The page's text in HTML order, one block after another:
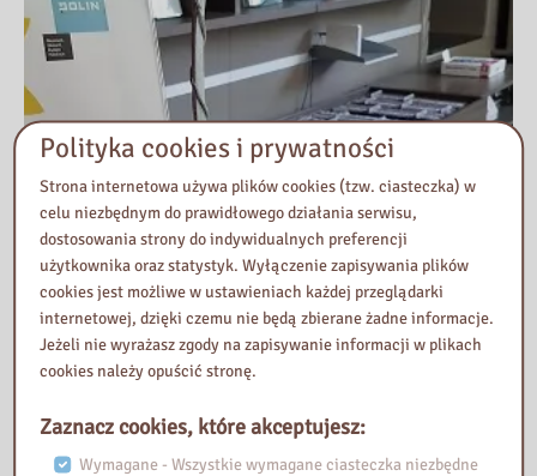
Polityka cookies i prywatności
Strona internetowa używa plików cookies (tzw. ciasteczka) w
celu niezbędnym do prawidłowego działania serwisu,
dostosowania strony do indywidualnych preferencji
użytkownika oraz statystyk. Wyłączenie zapisywania plików
cookies jest możliwe w ustawieniach każdej przeglądarki
internetowej, dzięki czemu nie będą zbierane żadne informacje.
Jeżeli nie wyrażasz zgody na zapisywanie informacji w plikach
cookies należy opuścić stronę.
Zaznacz cookies, które akceptujesz:
Wymagane - Wszystkie wymagane ciasteczka niezbędne